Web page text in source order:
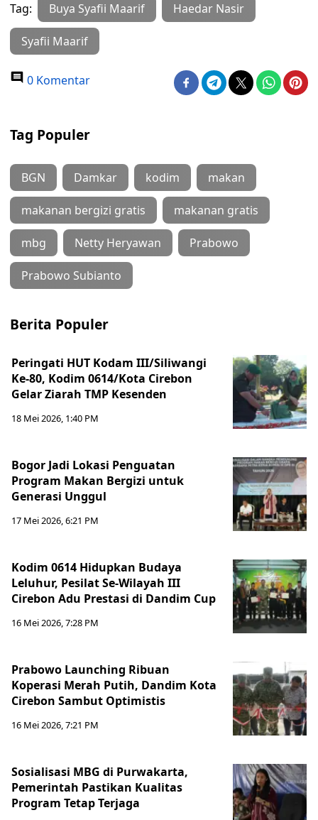
Tag: Buya Syafii Maarif Haedar Nasir
Syafii Maarif
0 Komentar
Tag Populer
BGN Damkar kodim makan
makanan bergizi gratis makanan gratis
mbg Netty Heryawan Prabowo
Prabowo Subianto
Berita Populer
Peringati HUT Kodam III/Siliwangi
Ke-80, Kodim 0614/Kota Cirebon
Gelar Ziarah TMP Kesenden
18 Mei 2026, 1:40 PM
Bogor Jadi Lokasi Penguatan
Program Makan Bergizi untuk
Generasi Unggul
17 Mei 2026, 6:21 PM
Kodim 0614 Hidupkan Budaya
Leluhur, Pesilat Se-Wilayah III
Cirebon Adu Prestasi di Dandim Cup
16 Mei 2026, 7:28 PM
Prabowo Launching Ribuan
Koperasi Merah Putih, Dandim Kota
Cirebon Sambut Optimistis
16 Mei 2026, 7:21 PM
Sosialisasi MBG di Purwakarta,
Pemerintah Pastikan Kualitas
Program Tetap Terjaga